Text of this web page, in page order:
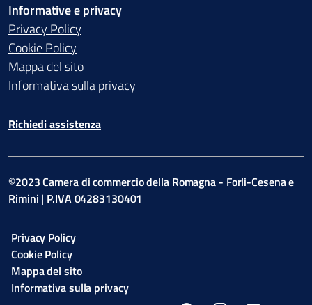
Informative e privacy
Privacy Policy
Cookie Policy
Mappa del sito
Informativa sulla privacy
Richiedi assistenza
©2023 Camera di commercio della Romagna - Forli-Cesena e
Rimini | P.IVA 04283130401
Privacy Policy
Cookie Policy
Mappa del sito
Informativa sulla privacy